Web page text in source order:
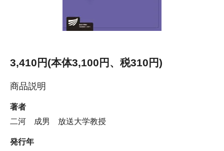
3,410円(本体3,100円、税310円)
商品説明
著者
二河 成男 放送大学教授
発行年